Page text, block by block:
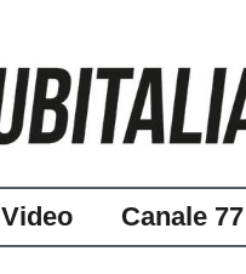
Video Canale 77